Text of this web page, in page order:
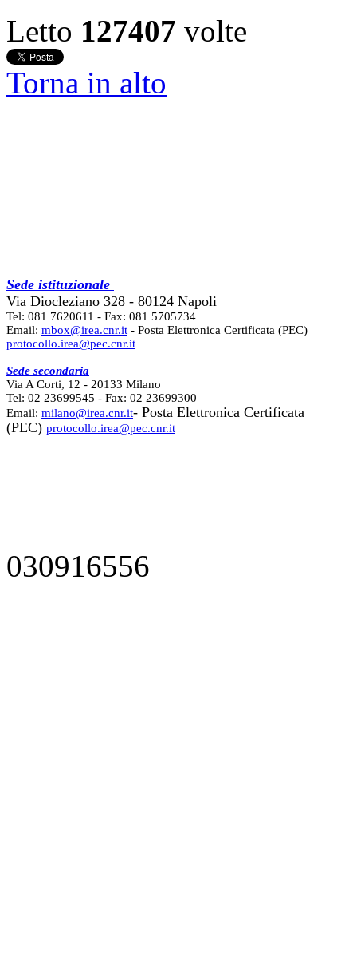
Letto 127407 volte
Torna in alto
Sede istituzionale
Via Diocleziano 328 - 80124 Napoli
Tel: 081 7620611 - Fax: 081 5705734
Email: mbox@irea.cnr.it - Posta Elettronica Certificata (PEC)
protocollo.irea@pec.cnr.it
Sede secondaria
Via A Corti, 12 - 20133 Milano
Tel: 02 23699545 - Fax: 02 23699300
Email: milano@irea.cnr.it- Posta Elettronica Certificata
(PEC) protocollo.irea@pec.cnr.it
030916556